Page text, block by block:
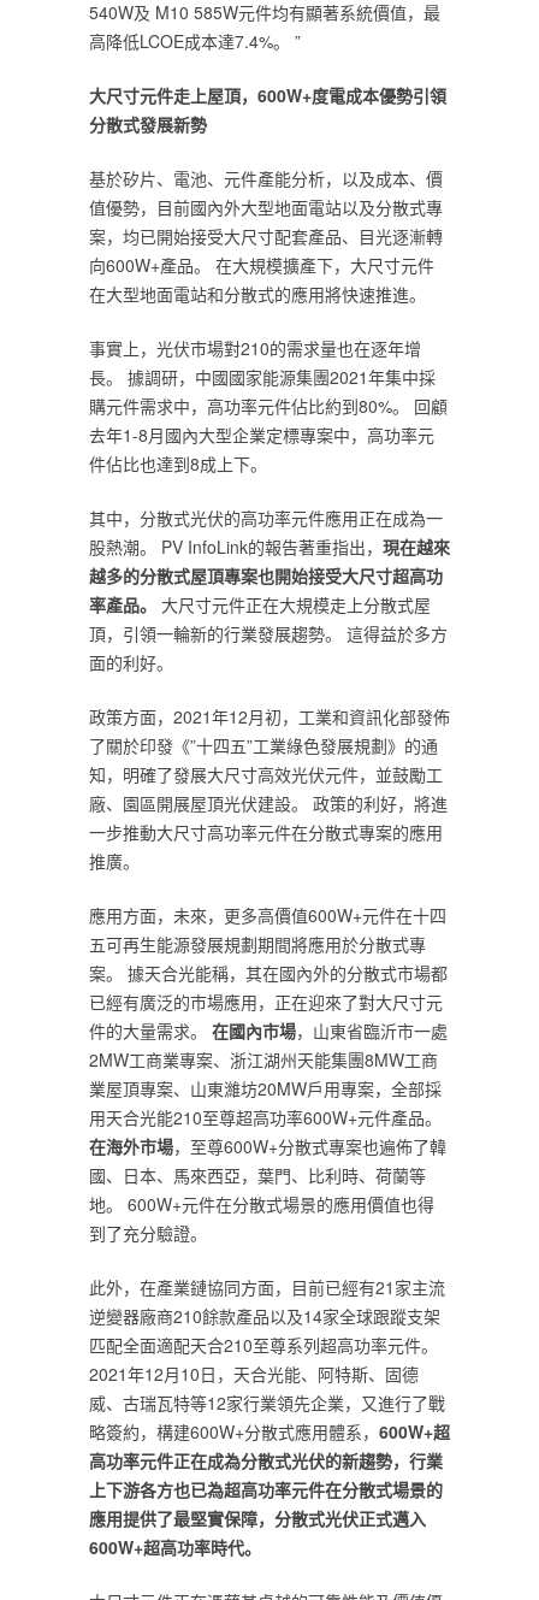
540W及 M10 585W元件均有顯著系統價值，最
高降低LCOE成本達7.4%。 ‎ ‎”‎
‎大尺寸元件走上屋頂，‎ ‎600W+度‎‎電成本優勢引領
分散式發展新勢‎
‎基於矽片、電池、元件產能分析，以及成本、價
值優勢，目前國內外大型地面電站以及分散式專
案，均已開始接受大尺寸配套產品、目光逐漸轉
向600W+產品。 在大規模擴產下，大尺寸元件
在大型地面電站和分散式的應用將快速推進。‎
‎事實上，光伏市場對210的需求量也在逐年增
長。 據調研，中國國家能源集團2021年集中採
購元件需求中，高功率元件佔比約到80%。 回顧
去年1-8月國內大型企業定標專案中，高功率元
件佔比也達到8成上下。‎
‎其中，分散式光伏的高功率元件應用正在成為一
股熱潮。 PV InfoLink的報告著重指出，‎ ‎現在越來
越多的分散式屋頂專案也開始接受大尺寸超高功
率產品。 ‎ ‎大尺寸元件正在大規模走上分散式屋
頂，引領一輪新的行業發展趨勢。 這得益於多方
面的利好。‎
‎政策方面，2021年12月初，工業和資訊化部發佈
了關於印發《‎‎”‎‎十四五‎‎”‎‎工業綠色發展規劃》的通
知，明確了發展大尺寸高效光伏元件，並鼓勵工
廠、園區開展屋頂光伏建設。 政策的利好，將進
一步推動大尺寸高功率元件在分散式專案的應用
推廣。‎
‎應用方面，未來，更多高價值600W+元件在十四
五可再生能源發展規劃期間將應用於分散式專
案。 據天合光能稱，其在國內外的分散式市場都
已經有廣泛的市場應用，正在迎來了對大尺寸元
件的大量需求。 ‎ ‎在國內市場‎‎，山東省臨沂市一處
2MW工商業專案、浙江湖州天能集團8MW工商
業屋頂專案、山東濰坊20MW戶用專案，全部採
用天合光能210至尊超高功率600W+元件產品。 ‎
在海外市場‎‎，至尊600W+分散式專案也遍佈了韓
國、日本、馬來西亞，葉門、比利時、荷蘭等
地。 600W+元件在分散式場景的應用價值也得
到了充分驗證。‎
‎此外，在產業鏈協同方面，目前已經有21家主流
逆變器廠商210餘款產品以及14家全球跟蹤支架
匹配全面適配天合210至尊系列超高功率元件。
2021年12月10日，天合光能、阿特斯、固德
威、古瑞瓦特等12家行業領先企業，又進行了戰
略簽約，構建600W+分散式應用體系，‎ ‎600W+超
高功率元件正在成為分散式光伏的新趨勢，行業
上下游各方也已為超高功率元件在分散式場景的
應用提供了最堅實保障，分散式光伏正式邁入
600W+超高功率時代‎‎。 ‎